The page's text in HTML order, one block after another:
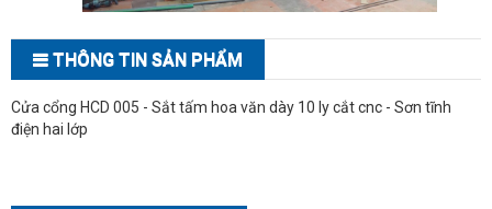
THÔNG TIN SẢN PHẨM
Cửa cổng HCD 005 - Sắt tấm hoa văn dày 10 ly cắt cnc - Sơn tĩnh
điện hai lớp